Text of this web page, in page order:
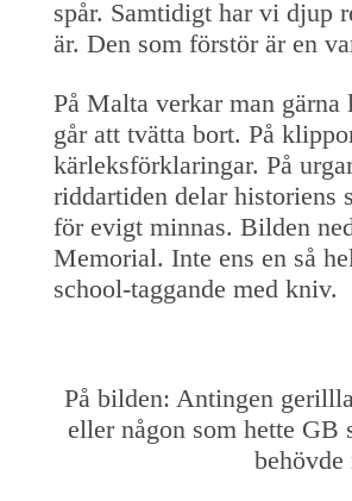
spår. Samtidigt har vi djup
är. Den som förstör är en
På Malta verkar man
går att tvätta bort. På
kärleksförklaringar. På
riddartiden delar historiens
för evigt minnas. Bilden
Memorial. Inte ens en så
school-taggande med kniv.
På bilden: Antingen
eller någon som hette GB